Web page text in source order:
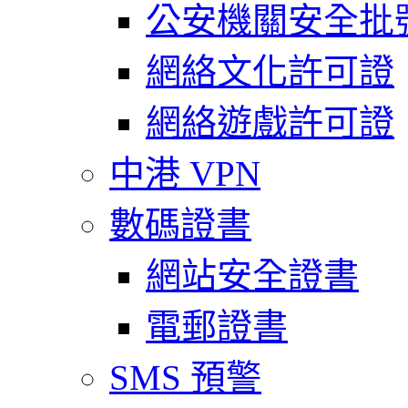
公安機關安全批
網絡文化許可證
網絡遊戲許可證
中港 VPN
數碼證書
網站安全證書
電郵證書
SMS 預警